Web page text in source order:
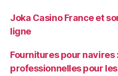
Joka Casino France et
ligne
Fournitures pour navires
professionnelles pour